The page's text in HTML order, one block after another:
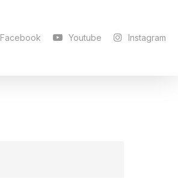
Facebook Youtube Instagram